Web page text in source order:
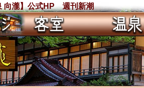
向瀧】公式HP 週刊新潮